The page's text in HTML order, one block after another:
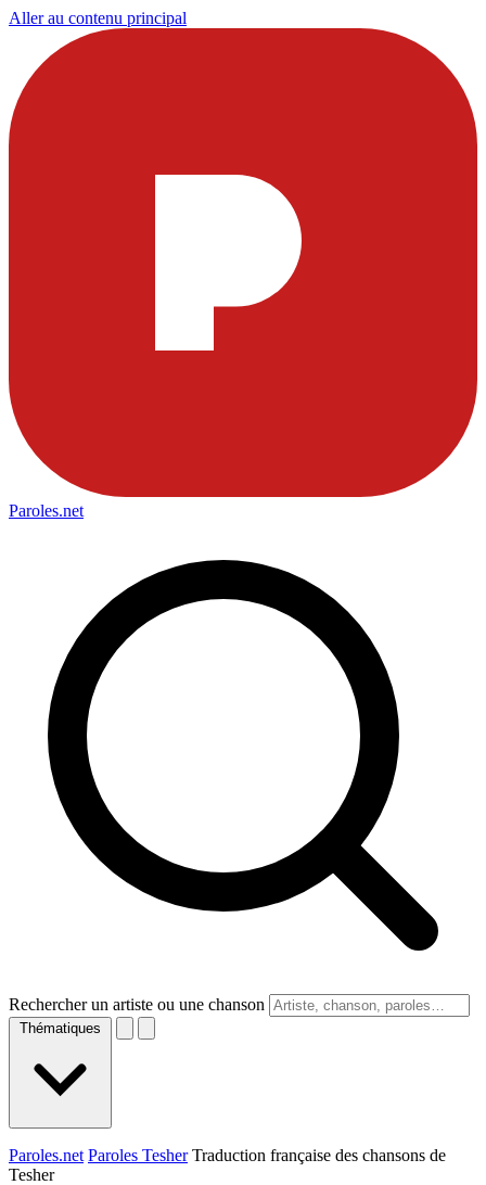
Aller au contenu principal
Paroles.net
Rechercher un artiste ou une chanson
Thématiques
Paroles.net Paroles Tesher Traduction française des chansons de
Tesher